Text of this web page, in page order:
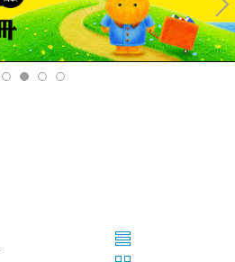
Ne
xt